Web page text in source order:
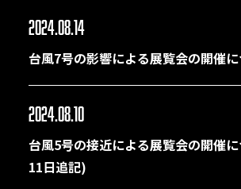
2024.08.14
台風7号の影響による展覧会の開催
2024.08.10
台風5号の接近による展覧会の開催
11日追記)